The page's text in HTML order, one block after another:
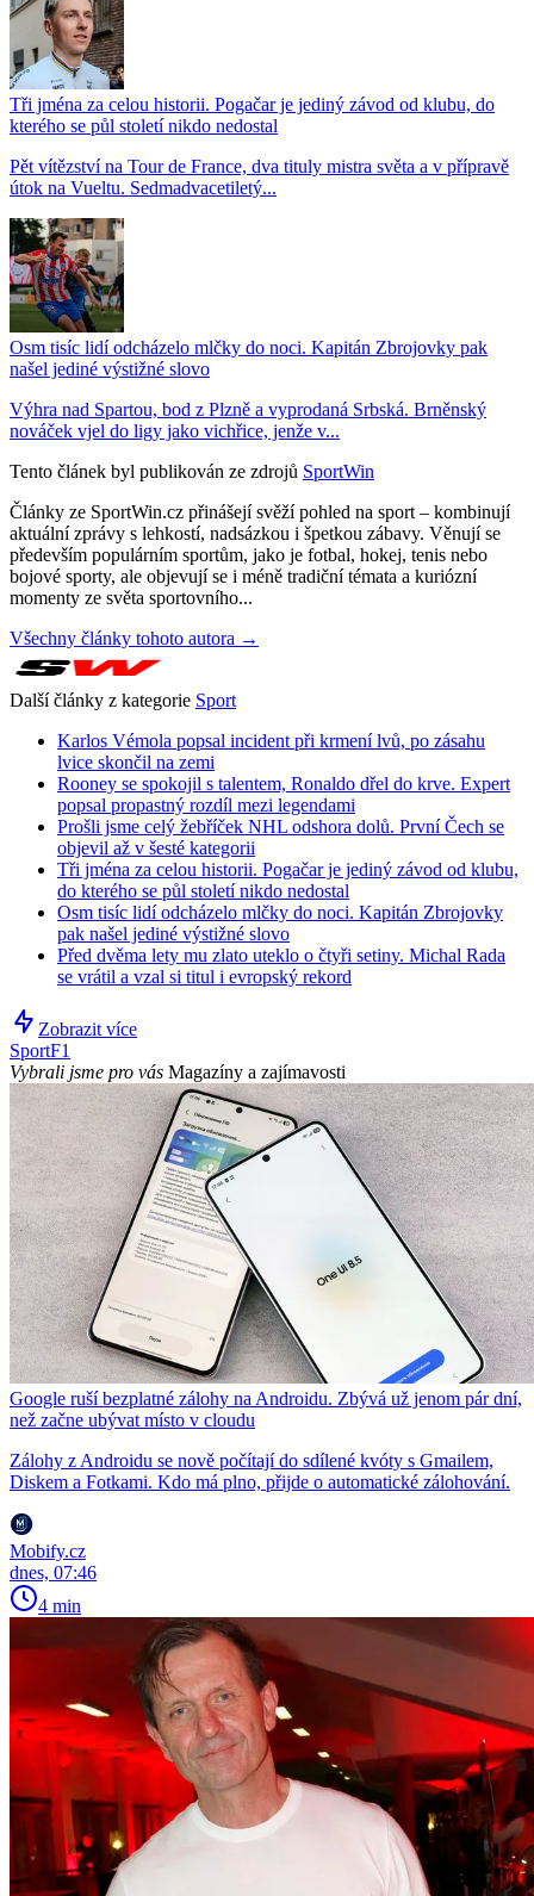
Tři jména za celou historii. Pogačar je jediný závod od klubu, do
kterého se půl století nikdo nedostal
Pět vítězství na Tour de France, dva tituly mistra světa a v přípravě
útok na Vueltu. Sedmadvacetiletý...
Osm tisíc lidí odcházelo mlčky do noci. Kapitán Zbrojovky pak
našel jediné výstižné slovo
Výhra nad Spartou, bod z Plzně a vyprodaná Srbská. Brněnský
nováček vjel do ligy jako vichřice, jenže v...
Tento článek byl publikován ze zdrojů SportWin
Články ze SportWin.cz přinášejí svěží pohled na sport – kombinují
aktuální zprávy s lehkostí, nadsázkou i špetkou zábavy. Věnují se
především populárním sportům, jako je fotbal, hokej, tenis nebo
bojové sporty, ale objevují se i méně tradiční témata a kuriózní
momenty ze světa sportovního...
Všechny články tohoto autora →
Další články z kategorie Sport
Karlos Vémola popsal incident při krmení lvů, po zásahu
lvice skončil na zemi
Rooney se spokojil s talentem, Ronaldo dřel do krve. Expert
popsal propastný rozdíl mezi legendami
Prošli jsme celý žebříček NHL odshora dolů. První Čech se
objevil až v šesté kategorii
Tři jména za celou historii. Pogačar je jediný závod od klubu,
do kterého se půl století nikdo nedostal
Osm tisíc lidí odcházelo mlčky do noci. Kapitán Zbrojovky
pak našel jediné výstižné slovo
Před dvěma lety mu zlato uteklo o čtyři setiny. Michal Rada
se vrátil a vzal si titul i evropský rekord
Zobrazit více
SportF1
Vybrali jsme pro vás Magazíny a zajímavosti
Google ruší bezplatné zálohy na Androidu. Zbývá už jenom pár dní,
než začne ubývat místo v cloudu
Zálohy z Androidu se nově počítají do sdílené kvóty s Gmailem,
Diskem a Fotkami. Kdo má plno, přijde o automatické zálohování.
Mobify.cz
dnes, 07:46
4 min